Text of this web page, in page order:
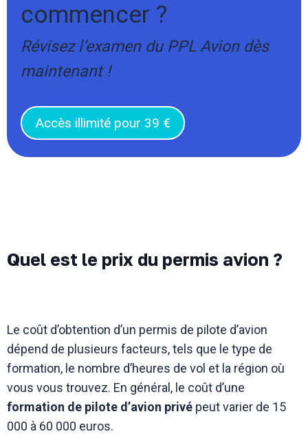
commencer ?
Révisez l’examen du PPL Avion dès
maintenant !
Accès illimité pour 39 €
Quel est le prix du permis avion ?
Le coût d’obtention d’un permis de pilote d’avion
dépend de plusieurs facteurs, tels que le type de
formation, le nombre d’heures de vol et la région où
vous vous trouvez. En général, le coût d’une
formation de pilote d’avion privé peut varier de 15
000 à 60 000 euros.